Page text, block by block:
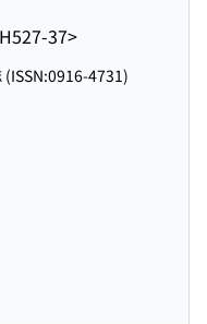
37>
(ISSN:0916-4731)